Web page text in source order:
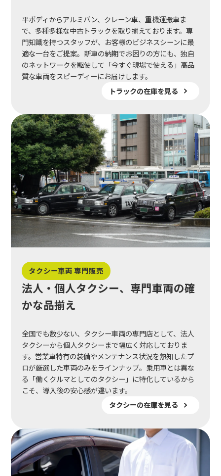
平ボディからアルミバン、クレーン車、重機運搬車ま
で、多種多様な中古トラックを取り揃えております。専
門知識を持つスタッフが、お客様のビジネスシーンに最
適な一台をご提案。新車の納期でお困りの方にも、独自
のネットワークを駆使して「今すぐ現場で使える」高品
質な車両をスピーディーにお届けします。
トラックの在庫を見る
タクシー車両 専門販売
法人・個人タクシー、専門車両の確
かな品揃え
全国でも数少ない、タクシー車両の専門店として、法人
タクシーから個人タクシーまで幅広く対応しておりま
す。営業車特有の装備やメンテナンス状況を熟知したプ
ロが厳選した車両のみをラインナップ。乗用車とは異な
る「働くクルマとしてのタクシー」に特化しているから
こそ、導入後の安心感が違います。
タクシーの在庫を見る